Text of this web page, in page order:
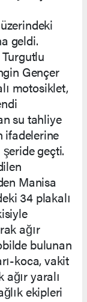
geldi.
Gençer
motosiklet,
su tahliye
ifadelerine
geçti.
Manisa
34 plakalı
ağır
bulunan
koca, vakit
yaralı
ekipleri